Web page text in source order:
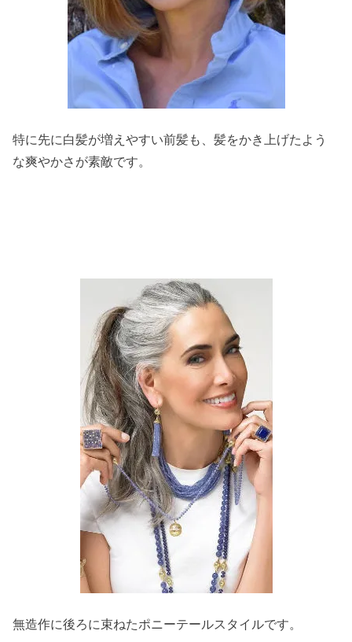
特に先に白髪が増えやすい前髪も、髪をかき上げたよう
な爽やかさが素敵です。
無造作に後ろに束ねたポニーテールスタイルです。